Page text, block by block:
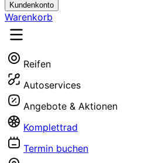
Kundenkonto
Warenkorb
Reifen
Autoservices
Angebote & Aktionen
Komplettrad
Termin buchen